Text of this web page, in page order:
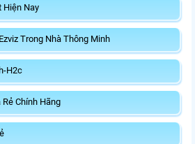
Hiện Nay
Trong Nhà Thông Minh
H2c
Chính Hãng